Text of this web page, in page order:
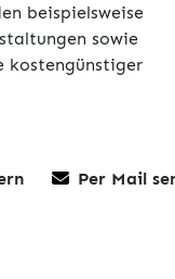
beispielsweise
sowie
kostengünstiger
Per Mail